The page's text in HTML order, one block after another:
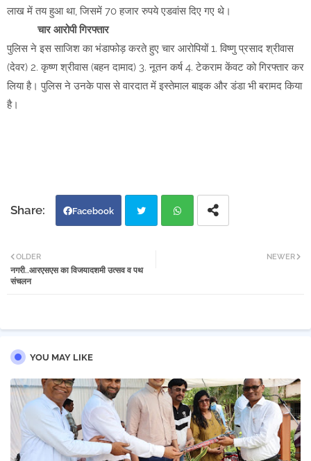
लाख में तय हुआ था, जिसमें 70 हजार रुपये एडवांस दिए गए थे।
चार आरोपी गिरफ्तार
पुलिस ने इस साजिश का भंडाफोड़ करते हुए चार आरोपियों 1. विष्णु प्रसाद श्रीवास
(देवर) 2. कृष्ण श्रीवास (बहन दामाद) 3. नूतन कर्ष 4. टेकराम केंवट को गिरफ्तार कर
लिया है। पुलिस ने उनके पास से वारदात में इस्तेमाल बाइक और डंडा भी बरामद किया
है।
Facebook
tter
NEWER
OLDER
नगरी..आरएसएस का विजयादशमी उत्सव व पथ
संचलन
YOU MAY LIKE